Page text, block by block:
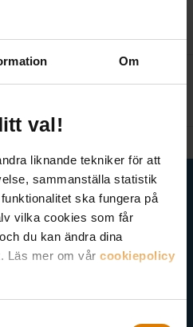
Om
val!
liknande tekniker för att
sammanställa statistik
ska fungera på
vilka cookies som får
du kan ändra dina
Läs mer om vår cookiepolicy
:
i din inkorg
på våra olika nyhetsbrev och
Allmännyttan
och för dig som är
inom olika ämnen.